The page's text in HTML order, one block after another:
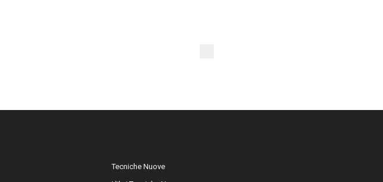
Tecniche Nuove